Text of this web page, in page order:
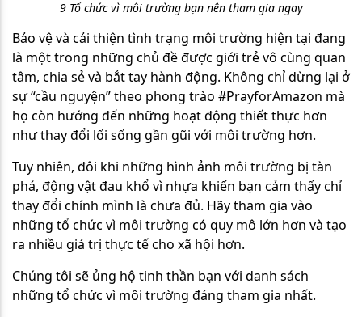
9 Tổ chức vì môi trường bạn nên tham gia ngay
Bảo vệ và cải thiện tình trạng môi trường hiện tại đang
là một trong những chủ đề được giới trẻ vô cùng quan
tâm, chia sẻ và bắt tay hành động. Không chỉ dừng lại ở
sự “cầu nguyện” theo phong trào #PrayforAmazon mà
họ còn hướng đến những hoạt động thiết thực hơn
như thay đổi lối sống gần gũi với môi trường hơn.
Tuy nhiên, đôi khi những hình ảnh môi trường bị tàn
phá, động vật đau khổ vì nhựa khiến bạn cảm thấy chỉ
thay đổi chính mình là chưa đủ. Hãy tham gia vào
những tổ chức vì môi trường có quy mô lớn hơn và tạo
ra nhiều giá trị thực tế cho xã hội hơn.
Chúng tôi sẽ ủng hộ tinh thần bạn với danh sách
những tổ chức vì môi trường đáng tham gia nhất.